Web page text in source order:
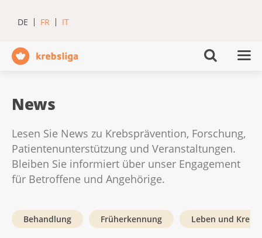
DE FR IT
News
Lesen Sie News zu Krebsprävention, Forschung,
Patienten­unterstützung und Veranstaltungen.
Bleiben Sie informiert über unser Engagement
für Betroffene und Angehörige.
Behandlung Früherkennung Leben und Krebs